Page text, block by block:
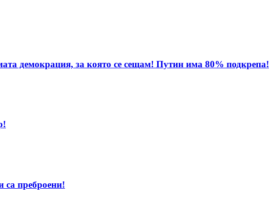
демокрация, за която се сещам! Путин има 80% подкрепа!
са преброени!